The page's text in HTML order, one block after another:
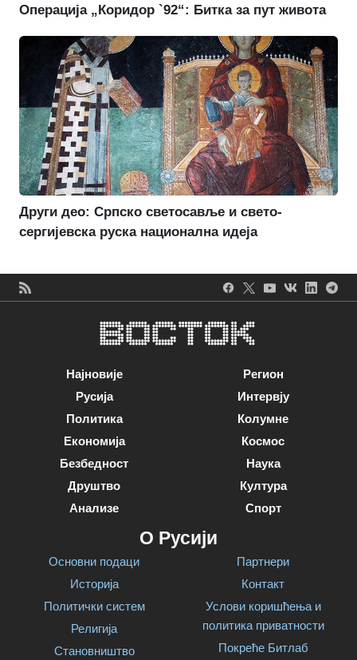
Операција „Коридор `92“: Битка за пут живота
Други део: Српско светосавље и свето-
сергијевска руска национална идеја
Најновије
Русија
Политика
Економија
Безбедност
Друштво
Анализе
Регион
Интервју
Колумне
Космос
Наука
Култура
Спорт
О Русији
Основни подаци
Историја
Политички систем
Религија
Становништво
Партнери
Контакт
Услови коришћења и
политика приватности
Покреће Битлаб